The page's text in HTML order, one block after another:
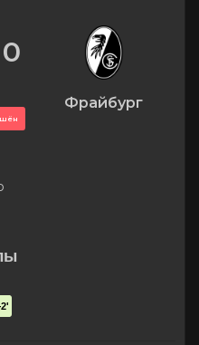
Фрайбург